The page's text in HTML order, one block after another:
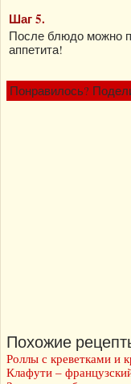
Шаг 5.
После блюдо можно
аппетита!
Понравилось?
Похожие
Роллы с креветками и
Клафути –